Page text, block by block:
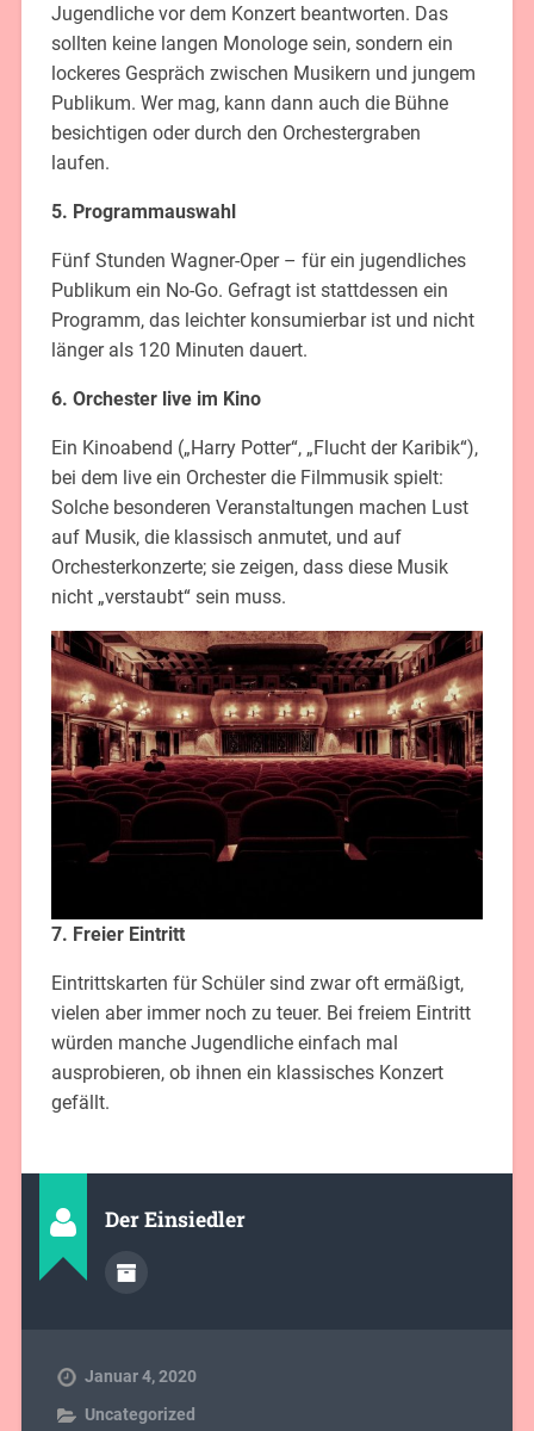
Jugendliche vor dem Konzert beantworten. Das
sollten keine langen Monologe sein, sondern ein
lockeres Gespräch zwischen Musikern und jungem
Publikum. Wer mag, kann dann auch die Bühne
besichtigen oder durch den Orchestergraben
laufen.
5. Programmauswahl
Fünf Stunden Wagner-Oper – für ein jugendliches
Publikum ein No-Go. Gefragt ist stattdessen ein
Programm, das leichter konsumierbar ist und nicht
länger als 120 Minuten dauert.
6. Orchester live im Kino
Ein Kinoabend („Harry Potter“, „Flucht der Karibik“),
bei dem live ein Orchester die Filmmusik spielt:
Solche besonderen Veranstaltungen machen Lust
auf Musik, die klassisch anmutet, und auf
Orchesterkonzerte; sie zeigen, dass diese Musik
nicht „verstaubt“ sein muss.
7. Freier Eintritt
Eintrittskarten für Schüler sind zwar oft ermäßigt,
vielen aber immer noch zu teuer. Bei freiem Eintritt
würden manche Jugendliche einfach mal
ausprobieren, ob ihnen ein klassisches Konzert
gefällt.
Der Einsiedler
Januar 4, 2020
Uncategorized